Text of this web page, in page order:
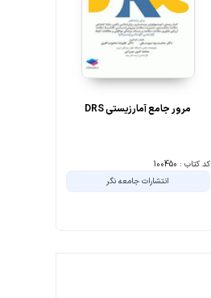
مرور جامع آمارزیستی DRS
کد کتاب : 100450
انتشارات جامعه نگر